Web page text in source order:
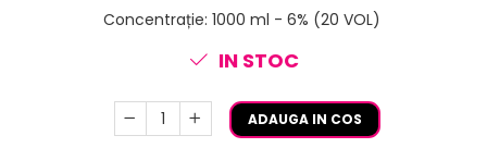
Concentrație: 1000 ml - 6% (20 VOL)
IN STOC
ADAUGA IN COS